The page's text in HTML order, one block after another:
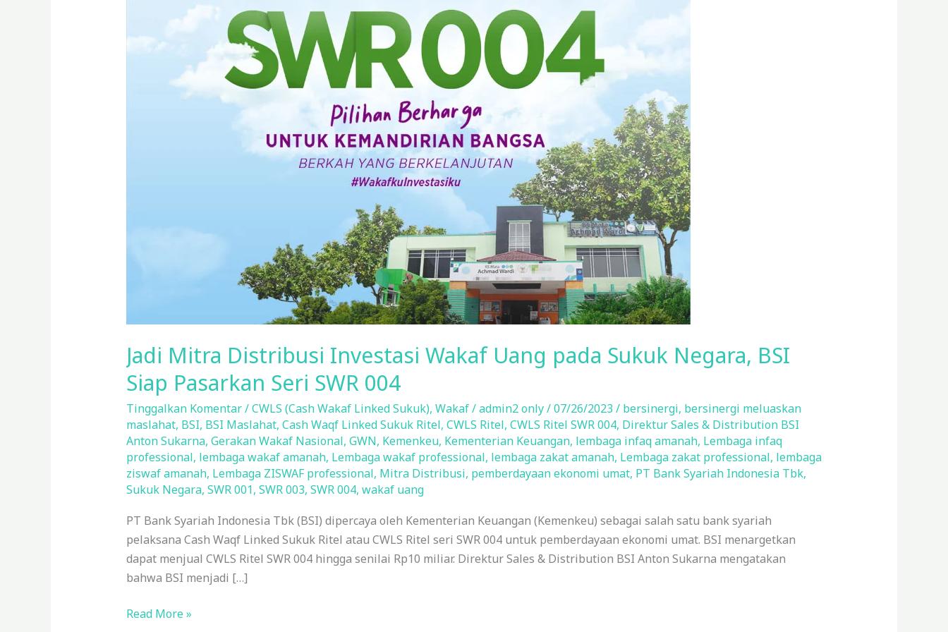
Jadi Mitra Distribusi Investasi Wakaf Uang pada Sukuk Negara, BSI
Siap Pasarkan Seri SWR 004
Tinggalkan Komentar/CWLS (Cash Wakaf Linked Sukuk), Wakaf/admin2 only/07/26/2023 / bersinergi, bersinergi meluaskan
maslahat, BSI, BSI Maslahat, Cash Waqf Linked Sukuk Ritel, CWLS Ritel, CWLS Ritel SWR 004, Direktur Sales & Distribution BSI
Anton Sukarna, Gerakan Wakaf Nasional, GWN, Kemenkeu, Kementerian Keuangan, lembaga infaq amanah, Lembaga infaq
professional, lembaga wakaf amanah, Lembaga wakaf professional, lembaga zakat amanah, Lembaga zakat professional, lembaga
ziswaf amanah, Lembaga ZISWAF professional, Mitra Distribusi, pemberdayaan ekonomi umat, PT Bank Syariah Indonesia Tbk,
Sukuk Negara, SWR 001, SWR 003, SWR 004, wakaf uang
PT Bank Syariah Indonesia Tbk (BSI) dipercaya oleh Kementerian Keuangan (Kemenkeu) sebagai salah satu bank syariah
pelaksana Cash Waqf Linked Sukuk Ritel atau CWLS Ritel seri SWR 004 untuk pemberdayaan ekonomi umat. BSI menargetkan
dapat menjual CWLS Ritel SWR 004 hingga senilai Rp10 miliar. Direktur Sales & Distribution BSI Anton Sukarna mengatakan
bahwa BSI menjadi […]
Uang
Read More »